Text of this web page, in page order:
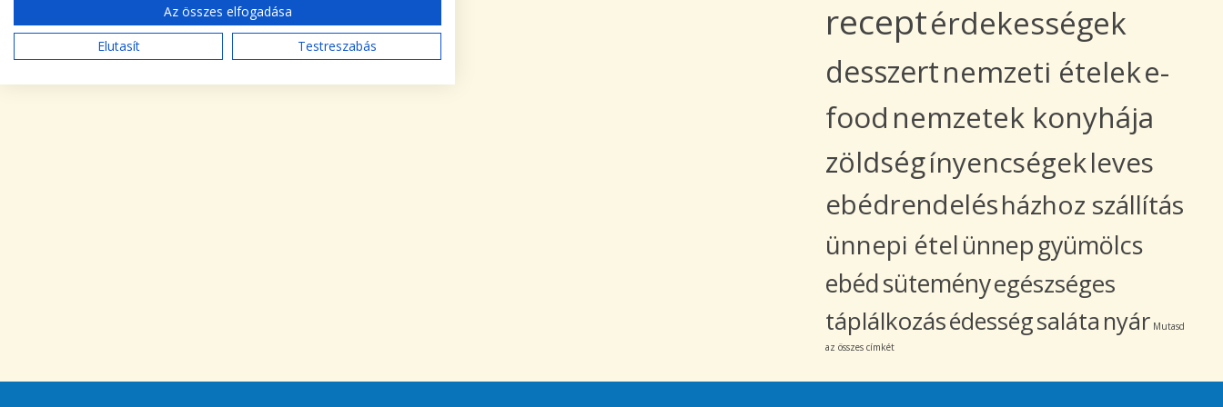
receptérdekességek
desszertnemzeti ételeke-
food nemzetek konyhája
zöldségínyencségekleves
ebédrendelésházhoz szállítás
ünnepi ételünnepgyümölcs
ebédsüteményegészséges
táplálkozásédességsaláta nyár Mutasd
az összes címkét
Az összes elfogadása
Elutasít
Testreszabás